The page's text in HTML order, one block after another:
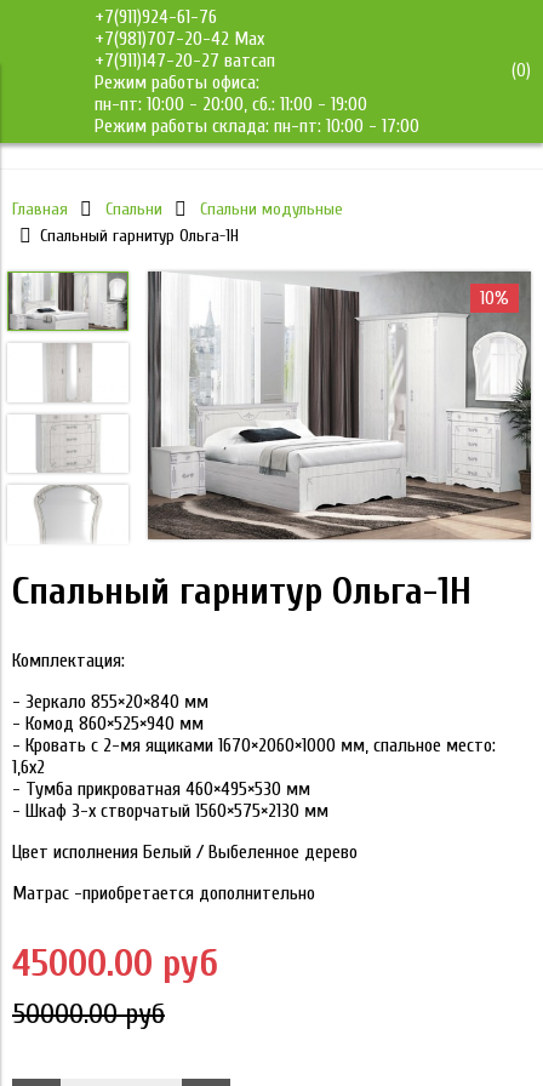
+7(911)924-61-76
+7(981)707-20-42 Max
+7(911)147-20-27 ватсап
Режим работы офиса:
пн-пт: 10:00 - 20:00, сб.: 11:00 - 19:00
Режим работы склада: пн-пт: 10:00 - 17:00
(0)
ДМС-Мебель
Главная Спальни
Спальни модульные
Спальный гарнитур Ольга-1Н
10%
Спальный гарнитур Ольга-1Н
Комплектация:
- Зеркало 855×20×840 мм
- Комод 860×525×940 мм
- Кровать с 2-мя ящиками 1670×2060×1000 мм, спальное место:
1,6х2
- Тумба прикроватная 460×495×530 мм
- Шкаф 3-х створчатый 1560×575×2130 мм
Цвет исполнения Белый / Выбеленное дерево
Матрас -приобретается дополнительно
45000.00 руб
50000.00 руб